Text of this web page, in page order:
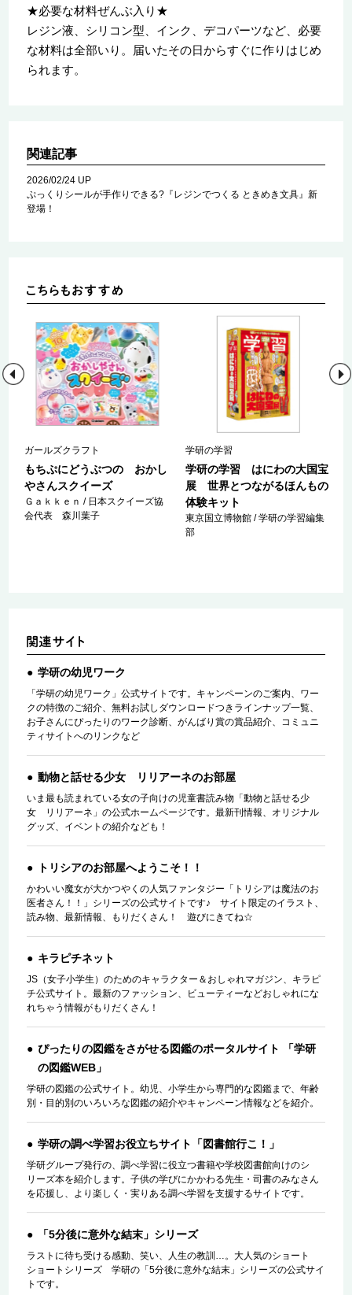
★必要な材料ぜんぶ入り★
レジン液、シリコン型、インク、デコパーツなど、必要
な材料は全部いり。届いたその日からすぐに作りはじめ
られます。
関連記事
2026/02/24 UP
ぷっくりシールが手作りできる?『レジンでつくる ときめき文具』新
登場！
ガールズクラフト
もちぷにどうぶつの おかし
やさんスクイーズ
Ｇａｋｋｅｎ / 日本スクイーズ協
会代表 森川葉子
学研の学習
学研の学習 はにわの大国宝
展 世界とつながるほんもの
体験キット
東京国立博物館 / 学研の学習編集
部
学研の幼児ワーク
「学研の幼児ワーク」公式サイトです。キャンペーンのご案内、ワー
クの特徴のご紹介、無料お試しダウンロードつきラインナップ一覧、
お子さんにぴったりのワーク診断、がんばり賞の賞品紹介、コミュニ
ティサイトへのリンクなど
動物と話せる少女 リリアーネのお部屋
いま最も読まれている女の子向けの児童書読み物「動物と話せる少
女 リリアーネ」の公式ホームページです。最新刊情報、オリジナル
グッズ、イベントの紹介なども！
トリシアのお部屋へようこそ！！
かわいい魔女が大かつやくの人気ファンタジー「トリシアは魔法のお
医者さん！！」シリーズの公式サイトです♪ サイト限定のイラスト、
読み物、最新情報、もりだくさん！ 遊びにきてね☆
キラピチネット
JS（女子小学生）のためのキャラクター＆おしゃれマガジン、キラピ
チ公式サイト。最新のファッション、ビューティーなどおしゃれにな
れちゃう情報がもりだくさん！
ぴったりの図鑑をさがせる図鑑のポータルサイト 「学研
の図鑑WEB」
学研の図鑑の公式サイト。幼児、小学生から専門的な図鑑まで、年齢
別・目的別のいろいろな図鑑の紹介やキャンペーン情報などを紹介。
学研の調べ学習お役立ちサイト「図書館行こ！」
学研グループ発行の、調べ学習に役立つ書籍や学校図書館向けのシ
リーズ本を紹介します。子供の学びにかかわる先生・司書のみなさん
を応援し、より楽しく・実りある調べ学習を支援するサイトです。
「5分後に意外な結末」シリーズ
ラストに待ち受ける感動、笑い、人生の教訓…。大人気のショート
ショートシリーズ 学研の「5分後に意外な結末」シリーズの公式サイ
トです。